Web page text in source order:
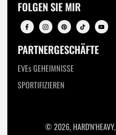
FOLGEN SIE MIR
PARTNERGESCHÄFTE
EVEs GEHEIMNISSE
SPORTIFIZIEREN
© 2026, HARD'N'HEAVY,